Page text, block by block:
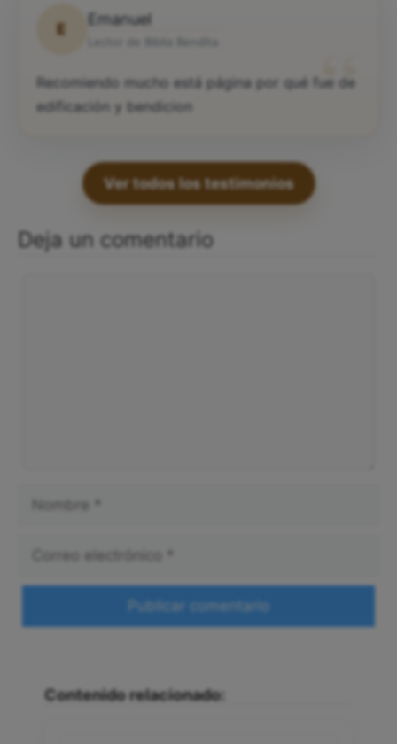
E
Emanuel
“
Recomiendo mucho está página por qué fue de
edificación y bendicion
Ver todos los testimonios
Deja un comentario
Contenido relacionado: